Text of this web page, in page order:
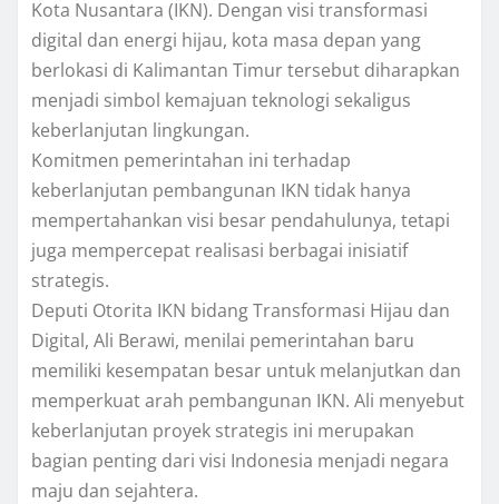
Kota Nusantara (IKN). Dengan visi transformasi
digital dan energi hijau, kota masa depan yang
berlokasi di Kalimantan Timur tersebut diharapkan
menjadi simbol kemajuan teknologi sekaligus
keberlanjutan lingkungan.
Komitmen pemerintahan ini terhadap
keberlanjutan pembangunan IKN tidak hanya
mempertahankan visi besar pendahulunya, tetapi
juga mempercepat realisasi berbagai inisiatif
strategis.
Deputi Otorita IKN bidang Transformasi Hijau dan
Digital, Ali Berawi, menilai pemerintahan baru
memiliki kesempatan besar untuk melanjutkan dan
memperkuat arah pembangunan IKN. Ali menyebut
keberlanjutan proyek strategis ini merupakan
bagian penting dari visi Indonesia menjadi negara
maju dan sejahtera.